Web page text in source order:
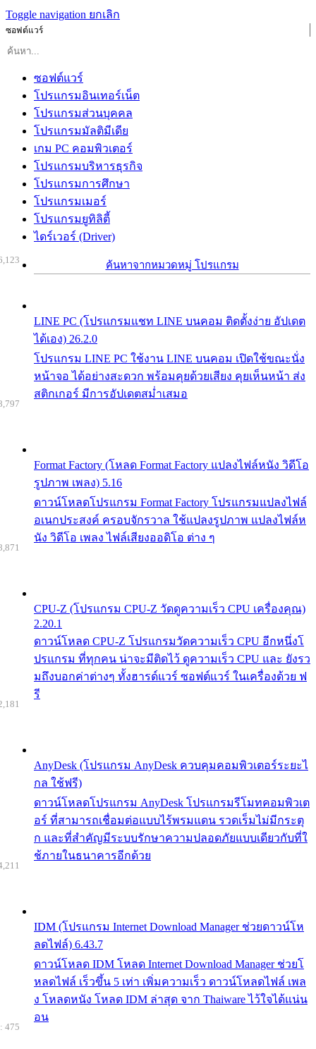
Toggle navigation ยกเลิก
ซอฟต์แวร์
ซอฟต์แวร์
โปรแกรมอินเทอร์เน็ต
โปรแกรมส่วนบุคคล
โปรแกรมมัลติมีเดีย
เกม PC คอมพิวเตอร์
โปรแกรมบริหารธุรกิจ
โปรแกรมการศึกษา
โปรแกรมเมอร์
โปรแกรมยูทิลิตี้
ไดร์เวอร์ (Driver)
ค้นหาจากหมวดหมู่ โปรแกรม
LINE PC (โปรแกรมแชท LINE บนคอม ติดตั้งง่าย อัปเดต
ได้เอง) 26.2.0
โปรแกรม LINE PC ใช้งาน LINE บนคอม เปิดใช้ขณะนั่ง
หน้าจอ ได้อย่างสะดวก พร้อมคุยด้วยเสียง คุยเห็นหน้า ส่ง
สติกเกอร์ มีการอัปเดตสม่ำเสมอ
Format Factory (โหลด Format Factory แปลงไฟล์หนัง วิดีโอ
รูปภาพ เพลง) 5.16
ดาวน์โหลดโปรแกรม Format Factory โปรแกรมแปลงไฟล์
อเนกประสงค์ ครอบจักรวาล ใช้แปลงรูปภาพ แปลงไฟล์ห
นัง วิดีโอ เพลง ไฟล์เสียงออดิโอ ต่าง ๆ
CPU-Z (โปรแกรม CPU-Z วัดดูความเร็ว CPU เครื่องคุณ)
2.20.1
ดาวน์โหลด CPU-Z โปรแกรมวัดความเร็ว CPU อีกหนึ่งโ
ปรแกรม ที่ทุกคน น่าจะมีติดไว้ ดูความเร็ว CPU และ ยังรว
มถึงบอกค่าต่างๆ ทั้งฮารด์แวร์ ซอฟต์แวร์ ในเครื่องด้วย ฟ
รี
AnyDesk (โปรแกรม AnyDesk ควบคุมคอมพิวเตอร์ระยะไ
กล ใช้ฟรี)
ดาวน์โหลดโปรแกรม AnyDesk โปรแกรมรีโมทคอมพิวเต
อร์ ที่สามารถเชื่อมต่อแบบไร้พรมแดน รวดเร็มไม่มีกระตุ
ก และที่สำคัญมีระบบรักษาความปลอดภัยแบบเดียวกับที่ใ
ช้ภายในธนาคารอีกด้วย
IDM (โปรแกรม Internet Download Manager ช่วยดาวน์โห
ลดไฟล์) 6.43.7
ดาวน์โหลด IDM โหลด Internet Download Manager ช่วยโ
หลดไฟล์ เร็วขึ้น 5 เท่า เพิ่มความเร็ว ดาวน์โหลดไฟล์ เพล
ง โหลดหนัง โหลด IDM ล่าสุด จาก Thaiware ไว้ใจได้แน่น
อน
475